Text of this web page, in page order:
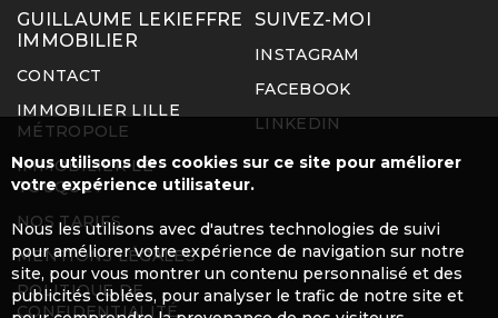
GUILLAUME LEKIEFFRE
IMMOBILIER
CONTACT
IMMOBILIER LILLE
MÉTROPOLE
IMMOBILIER LE
TOUQUET
NOS TARIFS
MENTIONS LÉGALES
POLITIQUE DE
CONFIDENTIALITÉ
SUIVEZ-MOI
INSTAGRAM
FACEBOOK
LINKEDIN
Nous utilisons des cookies sur ce site pour améliorer
votre expérience utilisateur.
Nous les utilisons avec d'autres technologies de suivi
pour améliorer votre expérience de navigation sur notre
site, pour vous montrer un contenu personnalisé et des
publicités ciblées, pour analyser le trafic de notre site et